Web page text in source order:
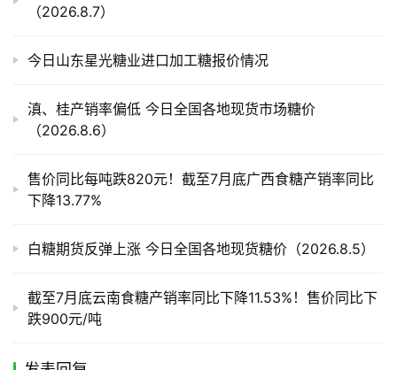
产
销
（2026.8.7）
今日山东星光糖业进口加工糖报价情况
滇、桂产销率偏低 今日全国各地现货市场糖价
（2026.8.6）
售价同比每吨跌820元！截至7月底广西食糖产销率同比
下降13.77%
白糖期货反弹上涨 今日全国各地现货糖价（2026.8.5）
截至7月底云南食糖产销率同比下降11.53%！售价同比下
跌900元/吨